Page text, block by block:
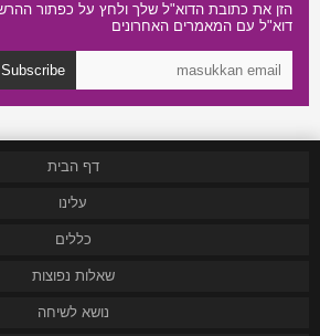
הזן את כתובת הדוא"ל שלך ולחץ על כפתור
דוא"ל עם המאמרים האחרונים
Subscribe
דף הבית
עלינו
כללים
שאלות נפוצות
נושא לשיחה